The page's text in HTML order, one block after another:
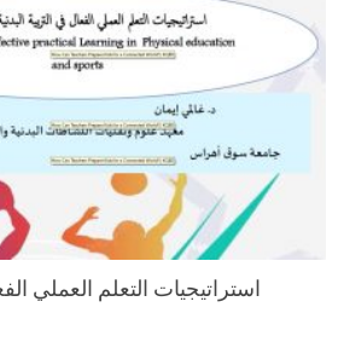
استراتیجیات التعلم العملي